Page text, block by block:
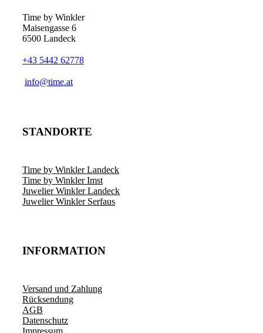
Time by Winkler
Maisengasse 6
6500 Landeck
+43 5442 62778
­info@time.at
STANDORTE
Time by Winkler Landeck
Time by Winkler Imst
Juwelier Winkler Landeck
Juwelier Winkler Serfaus
INFORMATION
Versand und Zahlung
Rücksendung
AGB
Datenschutz